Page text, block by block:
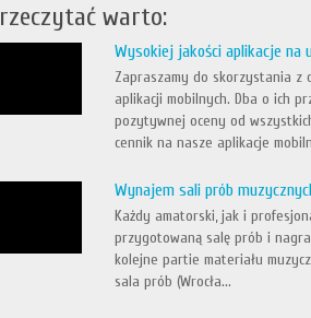
warto:
Wysokiej jakości aplikacje na
Zapraszamy do skorzystania z
aplikacji mobilnych. Dba o ich
pozytywnej oceny od
cennik na nasze aplikacje
Wynajem sali prób
Każdy amatorski, jak i
przygotowaną salę prób i
kolejne partie materiału
sala prób (Wrocła...